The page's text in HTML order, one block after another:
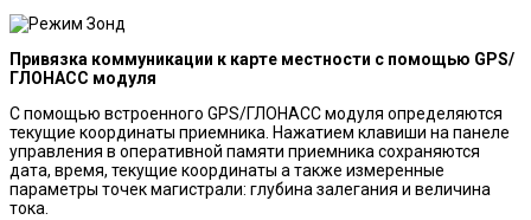
Привязка коммуникации к карте местности с помощью GPS/
ГЛОНАСС ­модуля
С помощью встроенного GPS/ГЛОНАСС модуля определяются
текущие координаты приемника. Нажатием клавиши на панеле
управления в оперативной памяти приемника сохраняются
дата, время, текущие координаты а также измеренные
параметры точек магистрали: глубина залегания и величина
тока.